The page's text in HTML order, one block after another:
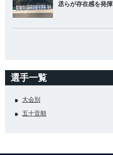
丞らが存在感を発揮
選手一覧
大会別
五十音順